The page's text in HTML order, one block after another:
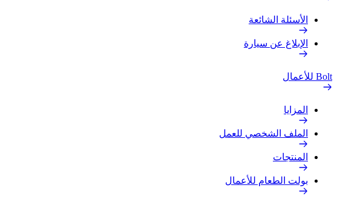
الأسئلة الشائعة
الإبلاغ عن سيارة
Bolt للأعمال
المزايا
الملف الشخصي للعمل
المنتجات
بولت الطعام للأعمال